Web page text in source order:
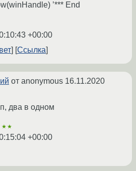
’*** End
+00:00
Ссылка
от anonymous 16.11.2020
два в одном
+00:00